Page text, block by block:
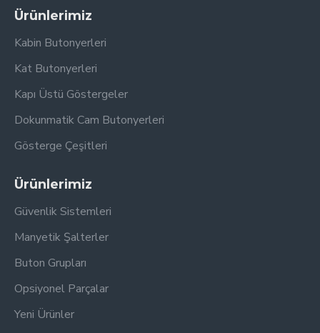
Ürünlerimiz
Kabin Butonyerleri
Kat Butonyerleri
Kapı Üstü Göstergeler
Dokunmatik Cam Butonyerleri
Gösterge Çeşitleri
Ürünlerimiz
Güvenlik Sistemleri
Manyetik Şalterler
Buton Grupları
Opsiyonel Parçalar
Yeni Ürünler